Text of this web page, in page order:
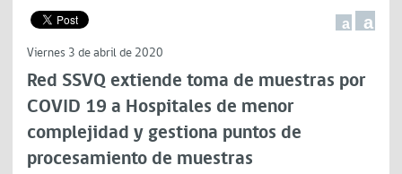
a a
Viernes 3 de abril de 2020
Red SSVQ extiende toma de muestras por
COVID 19 a Hospitales de menor
complejidad y gestiona puntos de
procesamiento de muestras